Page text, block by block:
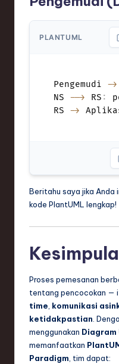
PLANTUML
Pengemudi ->
NS --> RS :
RS ->
Beritahu saya jika Anda
kode PlantUML lengkap!
Proses pemesanan
tentang pencocokan —
time, komunikasi
ketidakpastian.
menggunakan Diagram
memanfaatkan
Paradigm, tim dapat: